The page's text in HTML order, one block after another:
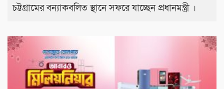
চট্টগ্রামের বন্যাকবলিত স্থানে সফরে যাচ্ছেন প্রধানমন্ত্রী ।